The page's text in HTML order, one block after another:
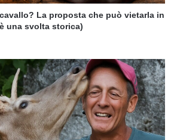
La proposta che può vietarla in
una svolta storica)